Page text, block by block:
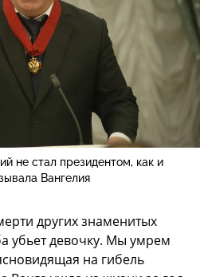
не стал президентом, как и
Вангелия
других знаменитых
убьет девочку. Мы умрем
на гибель